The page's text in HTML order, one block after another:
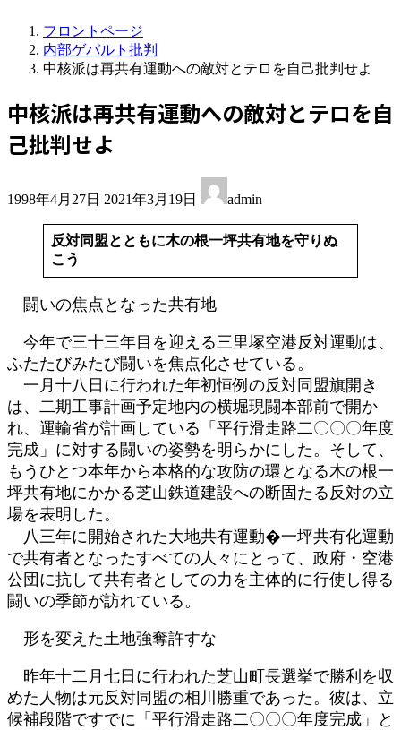
フロントページ
内部ゲバルト批判
中核派は再共有運動への敵対とテロを自己批判せよ
中核派は再共有運動への敵対とテロを自
己批判せよ
1998年4月27日 終
更
新
時
2021年3月19日 admin
反対同盟とともに木の根一坪共有地を守りぬ
こう
闘いの焦点となった共有地
今年で三十三年目を迎える三里塚空港反対運動は、
ふたたびみたび闘いを焦点化させている。
一月十八日に行われた年初恒例の反対同盟旗開き
は、二期工事計画予定地内の横堀現闘本部前で開か
れ、運輸省が計画している「平行滑走路二〇〇〇年度
完成」に対する闘いの姿勢を明らかにした。そして、
もうひとつ本年から本格的な攻防の環となる木の根一
坪共有地にかかる芝山鉄道建設への断固たる反対の立
場を表明した。
八三年に開始された大地共有運動�一坪共有化運動
で共有者となったすべての人々にとって、政府・空港
公団に抗して共有者としての力を主体的に行使し得る
闘いの季節が訪れている。
形を変えた土地強奪許すな
昨年十二月七日に行われた芝山町長選挙で勝利を収
めた人物は元反対同盟の相川勝重であった。彼は、立
候補段階ですでに「平行滑走路二〇〇〇年度完成」と